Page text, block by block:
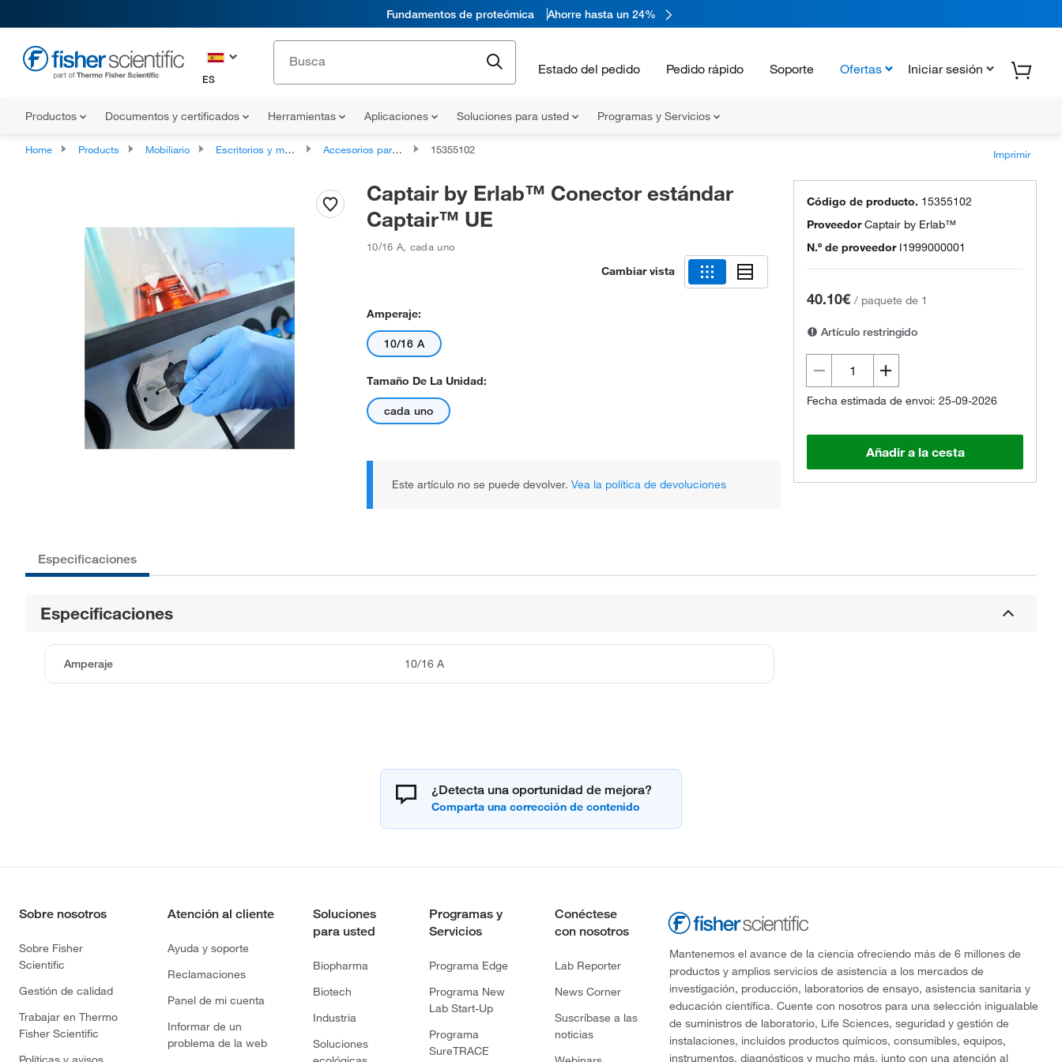
Fundamentos de proteómica Ahorre hasta un 24%
ES
Estado del pedido Pedido rápido Soporte Ofertas Iniciar sesión
Productos Documentos y certificados Herramientas Aplicaciones Soluciones para usted Programas y Servicios
Home Products Mobiliario Escritorios y mesas Accesorios para escritorios y mesas 15355102 Imprimir
Captair by Erlab™ Conector estándar
Captair™ UE
10/16 A, cada uno
Cambiar vista
Amperaje:
10/16 A
Tamaño De La Unidad:
cada uno
Este artículo no se puede devolver. Vea la política de devoluciones
Código de producto. 15355102
ProveedorCaptair by Erlab™
N.º de proveedor I1999000001
40.10€ / paquete de 1
Artículo restringido
Fecha estimada de envoi: 25-09-2026
Añadir a la cesta
Especificaciones
Especificaciones
Amperaje 10/16 A
¿Detecta una oportunidad de mejora?
Sobre nosotros
Sobre Fisher
Scientific
Gestión de calidad
Trabajar en Thermo
Fisher Scientific
Atención al cliente
Ayuda y soporte
Reclamaciones
Panel de mi cuenta
Informar de un
problema de la web
Soluciones
para usted
Biopharma
Biotech
Industria
Soluciones
Programas y
Servicios
Programa Edge
Programa New
Lab Start-Up
Programa
SureTRACE
Conéctese
con nosotros
Lab Reporter
News Corner
Suscríbase a las
noticias
Mantenemos el avance de la ciencia ofreciendo más de 6 millones de
productos y amplios servicios de asistencia a los mercados de
investigación, producción, laboratorios de ensayo, asistencia sanitaria y
educación científica. Cuente con nosotros para una selección inigualable
de suministros de laboratorio, Life Sciences, seguridad y gestión de
instalaciones, incluidos productos químicos, consumibles, equipos,
instrumentos, diagnósticos y mucho más, junto con una atención al